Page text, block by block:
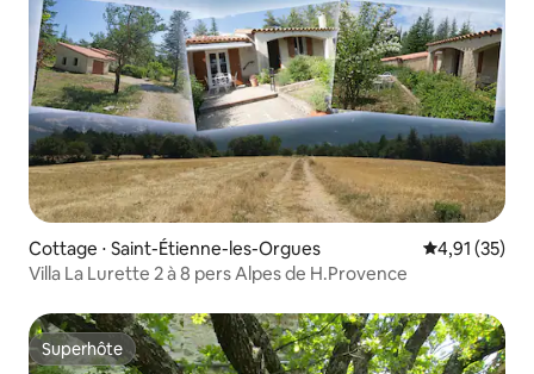
Cottage ⋅ Saint-Étienne-les-Orgues Évaluation
4,91 (35)
Villa La Lurette 2 à 8 pers Alpes de H.Provence
Superhôte
Superhôte